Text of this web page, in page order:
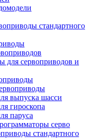
стандартного
для сервоприводов и
выпуска шасси
гироскопа
паруса
серво
стандартного